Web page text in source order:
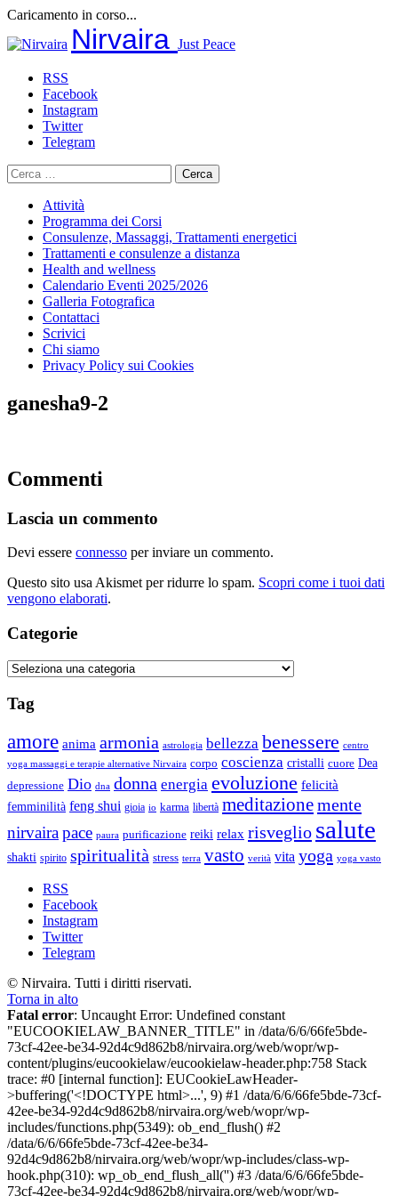
Caricamento in corso...
al
Nirvaira Just Peace
RSS
Facebook
Instagram
Twitter
Telegram
Ricerca
per:
Attività
Programma dei Corsi
Consulenze, Massaggi, Trattamenti energetici
Trattamenti e consulenze a distanza
Health and wellness
Calendario Eventi 2025/2026
Galleria Fotografica
Contattaci
Scrivici
Chi siamo
Privacy Policy sui Cookies
ganesha9-2
Commenti
Lascia un commento
Devi essere connesso per inviare un commento.
Questo sito usa Akismet per ridurre lo spam. Scopri come i tuoi dati
vengono elaborati.
Categorie
Categorie
Tag
amore anima armonia astrologia bellezza benessere centro
yoga massaggi e terapie alternative Nirvaira corpo coscienza cristalli cuore Dea
depressione Dio dna donna energia evoluzione felicità
femminilità feng shui gioia io karma libertà meditazionemente
nirvairapace paura purificazione reiki relax risveglio salute
shakti spirito spiritualità stress terra vasto verità vita yoga yoga vasto
RSS
Facebook
Instagram
Twitter
Telegram
© Nirvaira. Tutti i diritti riservati.
Torna in alto
Fatal error: Uncaught Error: Undefined constant
"EUCOOKIELAW_BANNER_TITLE" in /data/6/6/66fe5bde-
73cf-42ee-be34-92d4c9d862b8/nirvaira.org/web/wopr/wp-
content/plugins/eucookielaw/eucookielaw-header.php:758 Stack
trace: #0 [internal function]: EUCookieLawHeader-
>buffering('<!DOCTYPE html>...', 9) #1 /data/6/6/66fe5bde-73cf-
42ee-be34-92d4c9d862b8/nirvaira.org/web/wopr/wp-
includes/functions.php(5349): ob_end_flush() #2
/data/6/6/66fe5bde-73cf-42ee-be34-
92d4c9d862b8/nirvaira.org/web/wopr/wp-includes/class-wp-
hook.php(310): wp_ob_end_flush_all('') #3 /data/6/6/66fe5bde-
73cf-42ee-be34-92d4c9d862b8/nirvaira.org/web/wopr/wp-